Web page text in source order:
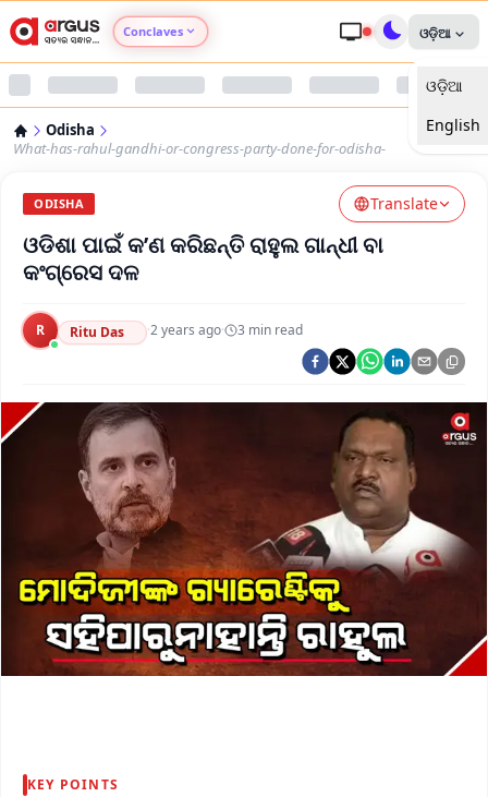
Conclaves
Argus Nari Shakti
Argus Health Connect
Argus Chalo Dekhein Apna Desh
ଓଡ଼ିଆ
ଓଡ଼ିଆ
English
Odisha
What-has-rahul-gandhi-or-congress-party-done-for-odisha-
ODISHA Translate
ଓଡିଶା ପାଇଁ କ’ଣ କରିଛନ୍ତି ରାହୁଲ ଗାନ୍ଧୀ ବା
କଂଗ୍ରେସ ଦଳ
R Ritu Das ·2 years ago· 3 min read
KEY POINTS